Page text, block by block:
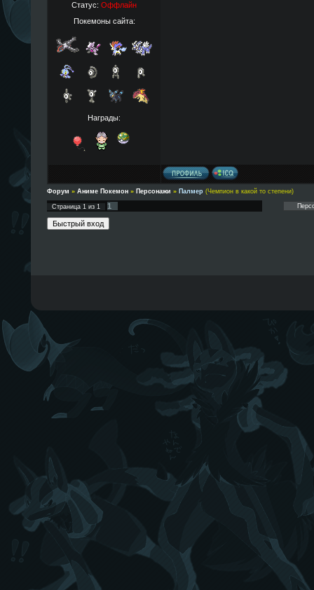
Статус: Оффлайн
Покемоны сайта:
Награды:
Форум » Аниме Покемон » Персонажи » Палмер (Чемпион в какой то степени)
Страница 1из 1 1